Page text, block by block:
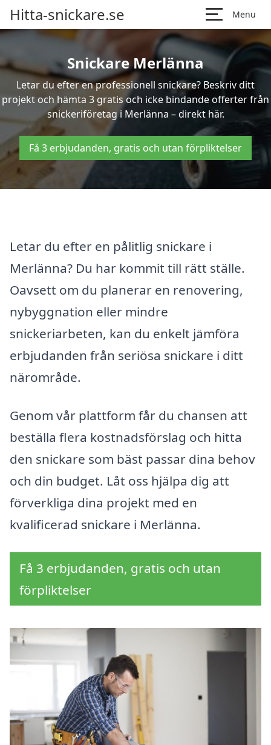
Hitta-snickare.se Menu
Snickare Merlänna
Letar du efter en professionell snickare? Beskriv ditt
projekt och hämta 3 gratis och icke bindande offerter från
snickeriföretag i Merlänna – direkt här.
Få 3 erbjudanden, gratis och utan förpliktelser
Letar du efter en pålitlig snickare i
Merlänna? Du har kommit till rätt ställe.
Oavsett om du planerar en renovering,
nybyggnation eller mindre
snickeriarbeten, kan du enkelt jämföra
erbjudanden från seriösa snickare i ditt
närområde.
Genom vår plattform får du chansen att
beställa flera kostnadsförslag och hitta
den snickare som bäst passar dina behov
och din budget. Låt oss hjälpa dig att
förverkliga dina projekt med en
kvalificerad snickare i Merlänna.
Få 3 erbjudanden, gratis och utan
förpliktelser